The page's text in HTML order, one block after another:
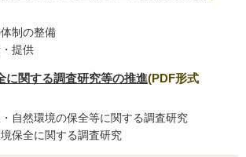
制の整備
提供
関する調査研究等の推進(PDF形式
自然環境の保全等に関する調査研究
保全に関する調査研究